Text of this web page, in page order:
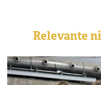
Relevante